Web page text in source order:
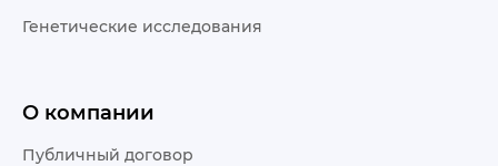
Генетические исследования
О компании
Публичный договор